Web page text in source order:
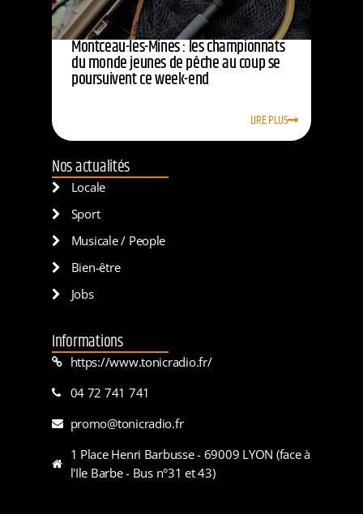
Montceau-les-Mines : les championnats
du monde jeunes de pêche au coup se
poursuivent ce week-end
LIRE PLUS
Nos actualités
Locale
Sport
Musicale / People
Bien-être
Jobs
Informations
https://www.tonicradio.fr/
04 72 741 741
promo@tonicradio.fr
1 Place Henri Barbusse - 69009 LYON (face à
l'Ile Barbe - Bus n°31 et 43)